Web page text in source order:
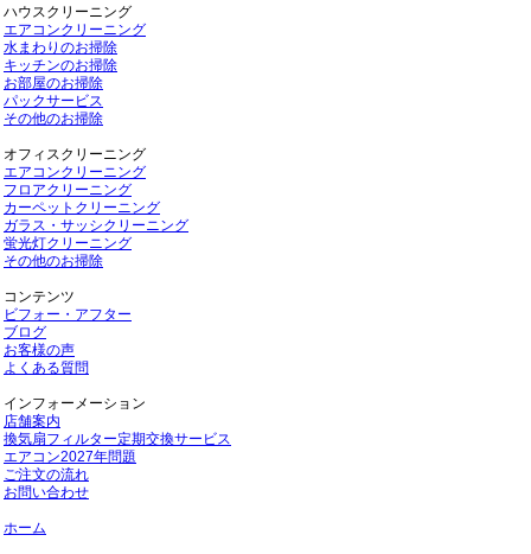
ハウスクリーニング
エアコンクリーニング
水まわりのお掃除
キッチンのお掃除
お部屋のお掃除
パックサービス
その他のお掃除
オフィスクリーニング
エアコンクリーニング
フロアクリーニング
カーペットクリーニング
ガラス・サッシクリーニング
蛍光灯クリーニング
その他のお掃除
コンテンツ
ビフォー・アフター
ブログ
お客様の声
よくある質問
インフォーメーション
店舗案内
換気扇フィルター定期交換サービス
エアコン2027年問題
ご注文の流れ
お問い合わせ
ホーム